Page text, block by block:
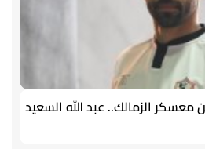
معسكر الزمالك.. عبد الله السعيد